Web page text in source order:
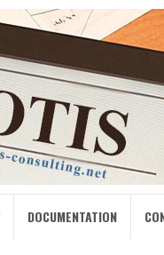
DOCUMENTATION